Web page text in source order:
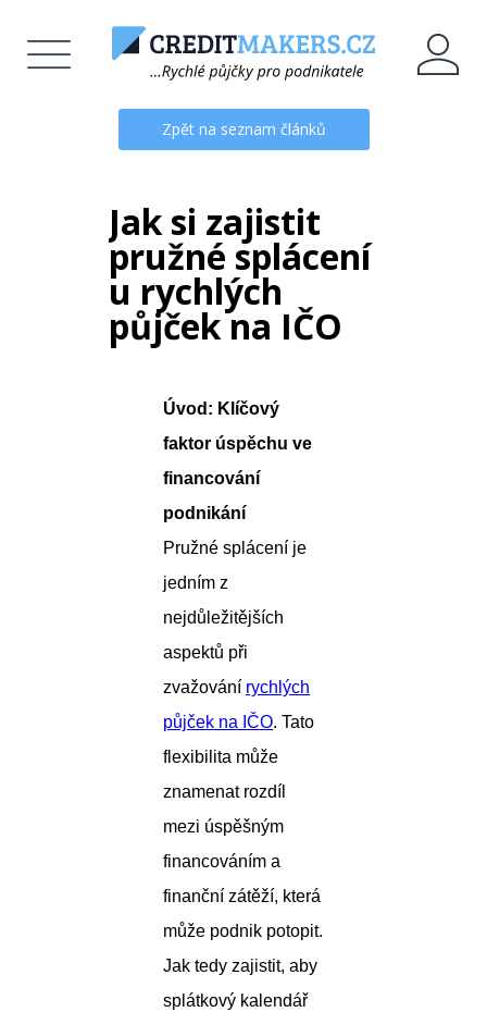
Zpět na seznam článků
Jak si zajistit
pružné splácení
u rychlých
půjček na IČO
Úvod: Klíčový
faktor úspěchu ve
financování
podnikání
Pružné splácení je
jedním z
nejdůležitějších
aspektů při
zvažování rychlých
půjček na IČO. Tato
flexibilita může
znamenat rozdíl
mezi úspěšným
financováním a
finanční zátěží, která
může podnik potopit.
Jak tedy zajistit, aby
splátkový kalendář